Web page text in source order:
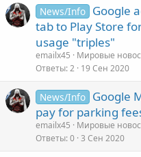
News/Info Google
tab to Play Store
usage "triples"
emailx45
Мировые
Ответы 2 19 Сен 2020
News/Info Google
pay for parking
emailx45
Мировые
Ответы 0 3 Сен 2020